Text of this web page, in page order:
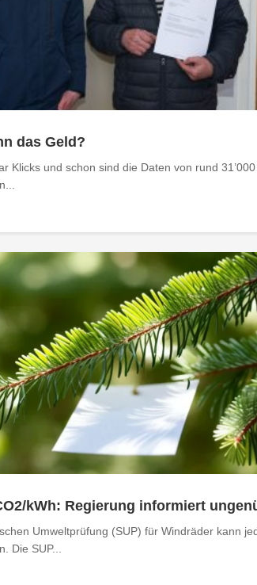
das Geld?
Klicks und schon sind die Daten von rund 31’000
kWh: Regierung informiert
Umweltprüfung (SUP) für Windräder kann
Die SUP...